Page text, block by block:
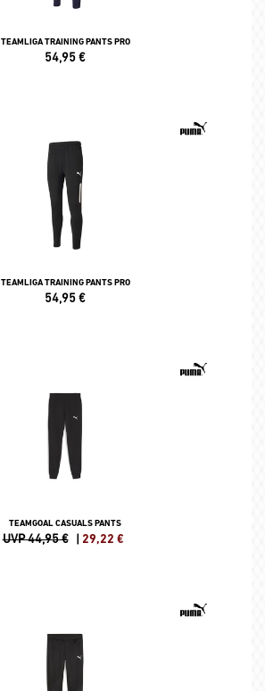
TEAMLIGA TRAINING PANTS PRO
54,95€
TEAMLIGA TRAINING PANTS PRO
54,95€
TEAMGOAL CASUALS PANTS
UVP 44,95 € | 29,22 €